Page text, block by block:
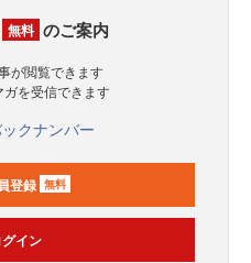
無料 のご案内
が閲覧できます
ガを受信できます
クナンバー
登録 無料
グイン